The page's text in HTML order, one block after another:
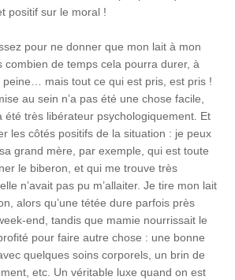
positif sur le moral !
pour ne donner que mon lait à mon
combien de temps cela pourra durer, à
peine… mais tout ce qui est pris, est pris !
au sein n’a pas été une chose facile,
été très libérateur psychologiquement. Et
les côtés positifs de la situation : je peux
grand mère, par exemple, qui est toute
le biberon, et qui me trouve très
n’avait pas pu m’allaiter. Je tire mon lait
alors qu’une tétée dure parfois près
end, tandis que mamie nourrissait le
pour faire autre chose : une bonne
quelques soins corporels, un brin de
etc. Un véritable luxe quand on est